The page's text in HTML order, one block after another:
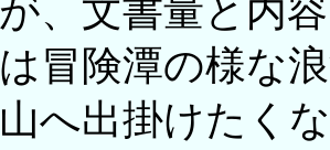
が、文書量と内
は冒険潭の様な
山へ出掛けたく